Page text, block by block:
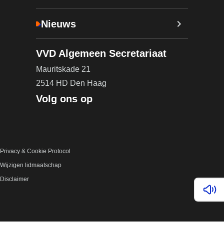
Lees
Nieuws
VVD Algemeen Secretariaat
Mauritskade 21
2514 HD Den Haag
Volg ons op
Privacy & Cookie Protocol
Wijzigen lidmaatschap
Disclaimer